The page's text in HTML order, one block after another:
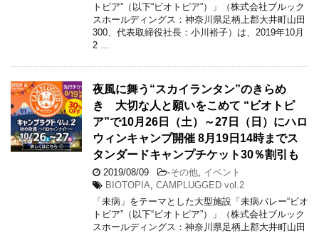
トピア”（以下“ビオトピア”）」（株式会社ブルック
スホールディングス：神奈川県足柄上郡大井町山田
300、代表取締役社長：小川裕子）は、2019年10月
2 …
夜風に舞う“スカイランタン”のきらめ
き 大切な人と願いをこめて “ビオトピ
ア”で10月26日（土）～27日（日）にハロ
ウィンキャンプ開催 8月19日14時までス
タンダードキャンプチケット30％割引も
2019/08/09 -その他 イベント
BIOTOPIA CAMPLUGGED vol.2
「未病」をテーマとした大型施設「未病バレー“ビオ
トピア”（以下“ビオトピア”）」（株式会社ブルック
スホールディングス：神奈川県足柄上郡大井町山田